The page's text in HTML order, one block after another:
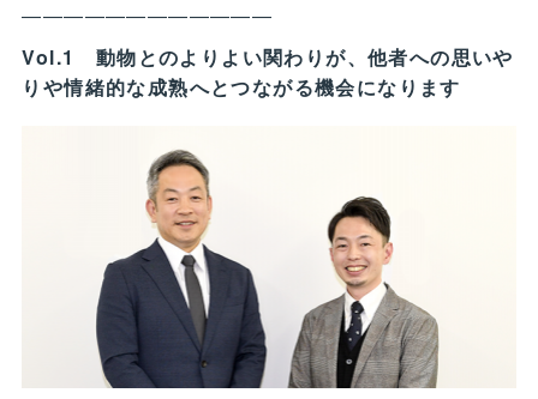
――――――――――――
Vol.1 動物とのよりよい関わりが、他者への思いや
りや情緒的な成熟へとつながる機会になります